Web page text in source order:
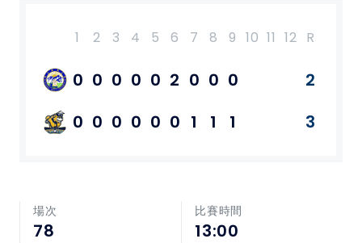
中華民國大專院校體育總會
1 2 3 4 5 6 7 8 9 10 11 12 R
0 0 0 0 0 2 0 0 0
2
0 0 0 0 0 0 1 1 1 3
場次
78
比賽時間
13:00